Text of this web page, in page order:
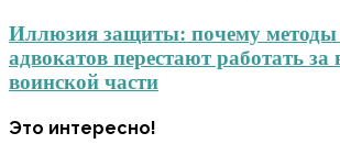
Иллюзия защиты: почему методы
адвокатов перестают работать за
воинской части
Это интересно!